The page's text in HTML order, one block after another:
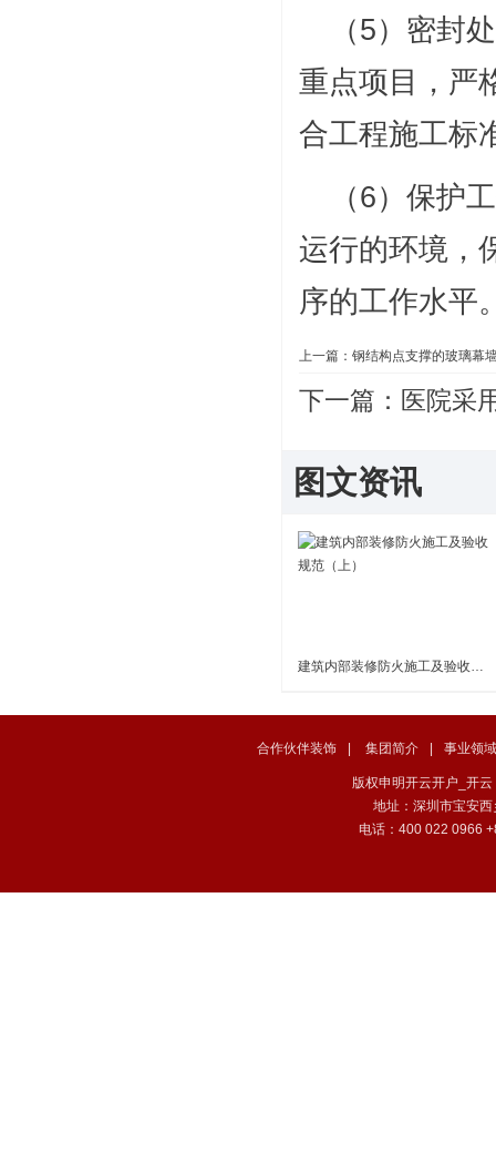
（5）密封
重点项目，严
合工程施工标
（6）保护
运行的环境，
序的工作水平
上一篇： 钢结构点支撑的玻璃幕
下一篇： 医院采
图文资讯
建筑内部装修防火施工及验收规范（上）
合作伙伴装饰 集团简介 事业领域
版权申明开云开户_开
地址：深圳市宝安
电话：400 022 0966